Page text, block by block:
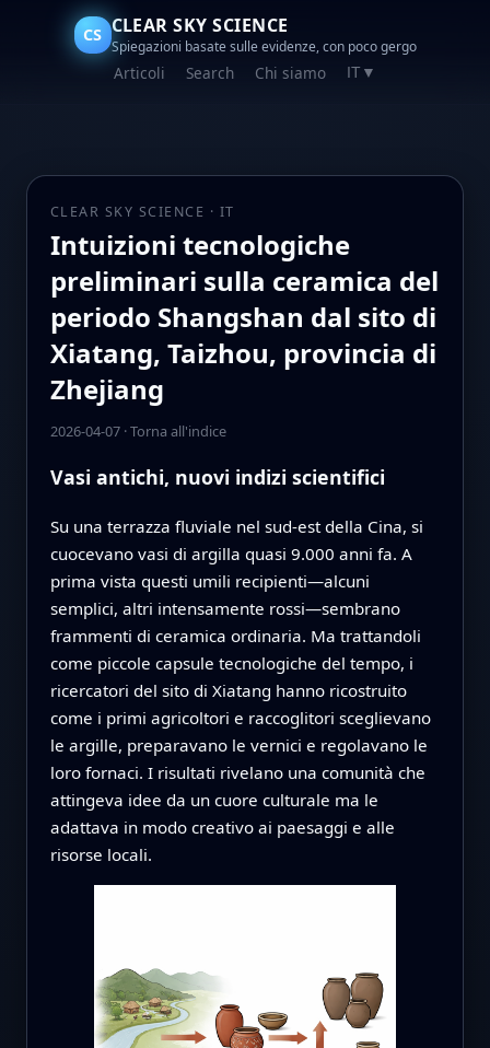
CS CLEAR SKY SCIENCE
Spiegazioni basate sulle evidenze, con poco gergo
Articoli Search Chi siamo IT ▼
CLEAR SKY SCIENCE · IT
Intuizioni tecnologiche
preliminari sulla ceramica del
periodo Shangshan dal sito di
Xiatang, Taizhou, provincia di
Zhejiang
2026-04-07·Torna all'indice
Vasi antichi, nuovi indizi scientifici
Su una terrazza fluviale nel sud-est della Cina, si
cuocevano vasi di argilla quasi 9.000 anni fa. A
prima vista questi umili recipienti—alcuni
semplici, altri intensamente rossi—sembrano
frammenti di ceramica ordinaria. Ma trattandoli
come piccole capsule tecnologiche del tempo, i
ricercatori del sito di Xiatang hanno ricostruito
come i primi agricoltori e raccoglitori sceglievano
le argille, preparavano le vernici e regolavano le
loro fornaci. I risultati rivelano una comunità che
attingeva idee da un cuore culturale ma le
adattava in modo creativo ai paesaggi e alle
risorse locali.